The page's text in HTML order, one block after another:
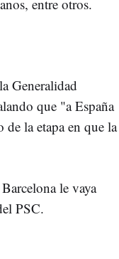
entre otros.
Generalidad
que "a España
la etapa en que la
le vaya
PSC.